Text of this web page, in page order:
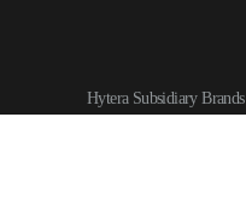
Hytera Subsidiary Brands